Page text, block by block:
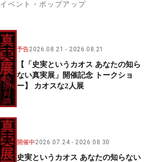
イベント・ポップアップ
予告2026.08.21 2026.08.21
【「史実というカオス あなたの知ら
ない真実展」開催記念 トークショ
ー】 カオスな2人展
開催中2026.07.24 2026.08.30
史実というカオス あなたの知らない